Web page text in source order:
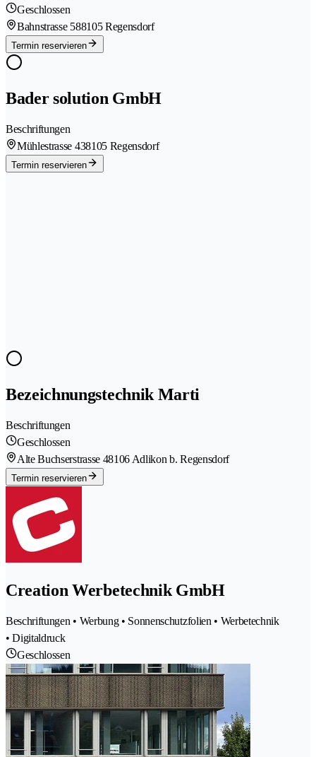
Geschlossen
Bahnstrasse 588105 Regensdorf
Termin reservieren
Bader solution GmbH
Beschriftungen
Mühlestrasse 438105 Regensdorf
Termin reservieren
Bezeichnungstechnik Marti
Beschriftungen
Geschlossen
Alte Buchserstrasse 48106 Adlikon b. Regensdorf
Termin reservieren
Creation Werbetechnik GmbH
Beschriftungen • Werbung • Sonnenschutzfolien • Werbetechnik
• Digitaldruck
Geschlossen